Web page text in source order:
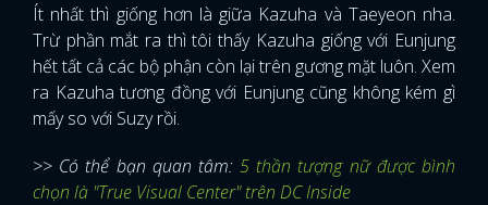
Ít nhất thì giống hơn là giữa Kazuha và Taeyeon nha.
Trừ phần mắt ra thì tôi thấy Kazuha giống với Eunjung
hết tất cả các bộ phận còn lại trên gương mặt luôn. Xem
ra Kazuha tương đồng với Eunjung cũng không kém gì
mấy so với Suzy rồi.
>> Có thể bạn quan tâm:5 thần tượng nữ được bình
chọn là "True Visual Center" trên DC Inside